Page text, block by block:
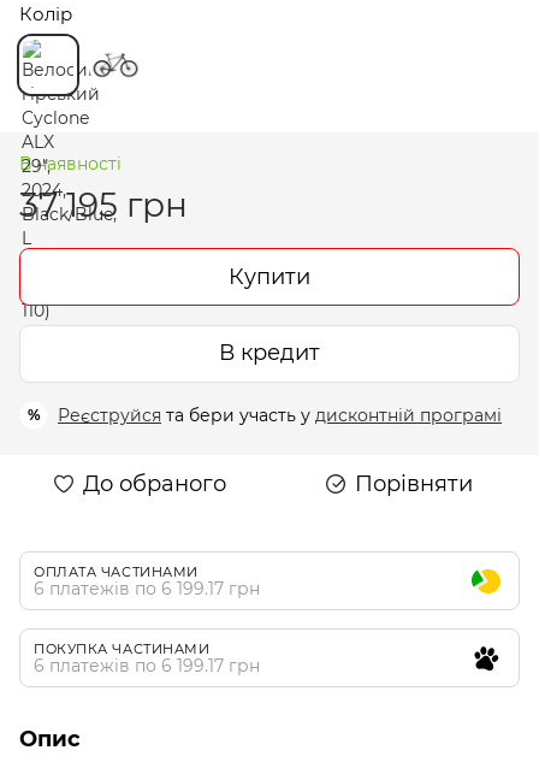
Колір
В наявності
37 195 грн
Купити
В кредит
% Реєструйся та бери участь у дисконтній програмі
До обраного Порівняти
ОПЛАТА ЧАСТИНАМИ
6 платежів по 6 199.17 грн
ПОКУПКА ЧАСТИНАМИ
6 платежів по 6 199.17 грн
Опис